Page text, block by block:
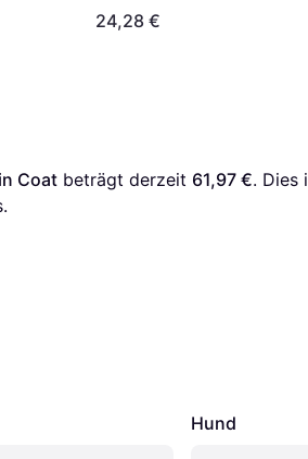
24,28 €
Coat beträgt derzeit 61,97 €. Dies
Hund